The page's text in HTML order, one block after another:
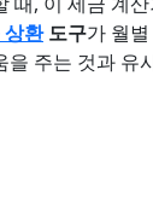
상환도구가 월
을 주는 것과 유